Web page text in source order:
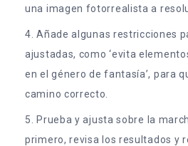
una imagen fotorrealista a
Añade algunas restricciones
ajustadas, como ‘evita
en el género de fantasía’, para
camino correcto.
Prueba y ajusta sobre la
primero, revisa los resultados y